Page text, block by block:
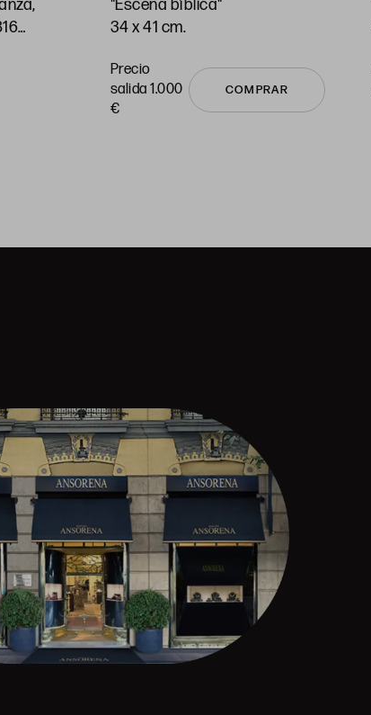
"Escena bíblica"
34 x 41 cm.
Precio
salida 1.000
€
COMPRAR